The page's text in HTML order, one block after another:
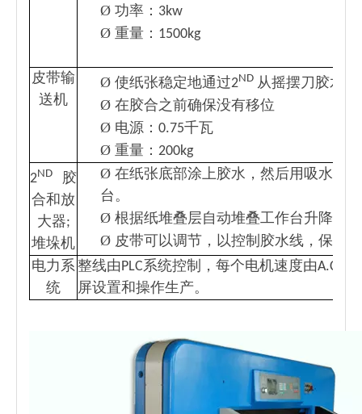
Ø 功率：3kw
Ø 重量：1500kg
皮带输
送机
Ø 使纸张稳定地通过2ND 从摇摆刀胶水站
Ø 在胶合之前确保没有移位
Ø 电源：0.75千瓦
Ø 重量：200kg
2ND
胶
合和放
大器;
堆垛机
Ø 在纸张底部涂上胶水，然后用吸水带
台。
Ø 根据纸堆叠层自动堆叠工作台升降
Ø 皮带可以调节，以控制胶水线，保持
电力系
统
整线由PLC系统控制，每个电机速度由A.C电
屏设置和操作生产。